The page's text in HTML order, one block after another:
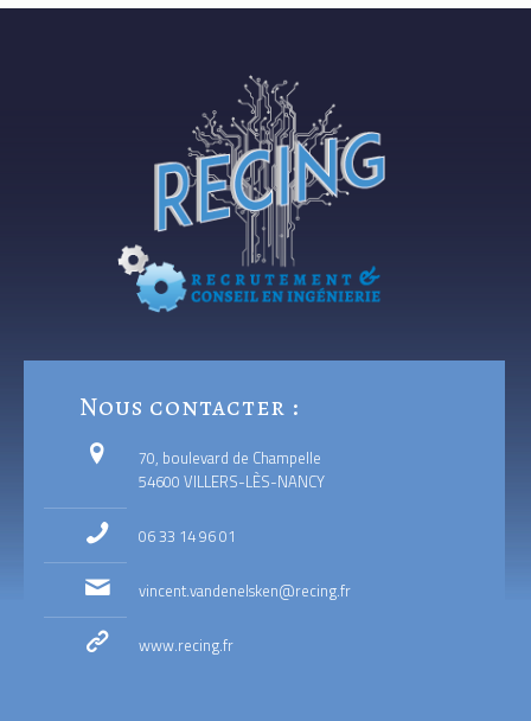
Nous contacter :
70, boulevard de Champelle
54600 VILLERS-LÈS-NANCY
06 33 14 96 01
vincent.vandenelsken@recing.fr
www.recing.fr